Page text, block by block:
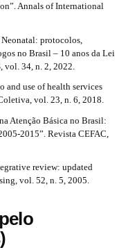
Annals of International
protocolos,
no Brasil – 10 anos da Lei
vol. 34, n. 2, 2022.
and use of health services
vol. 23, n. 6, 2018.
Atenção Básica no Brasil:
2015”. Revista CEFAC,
review: updated
vol. 52, n. 5, 2005.